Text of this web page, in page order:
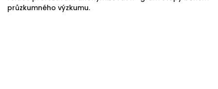
průzkumného výzkumu.